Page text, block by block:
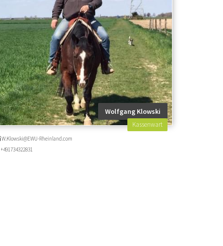
Wolfgang Klowski
Kassenwart
W.Klowski@EWU-Rheinland.com
+491734322831